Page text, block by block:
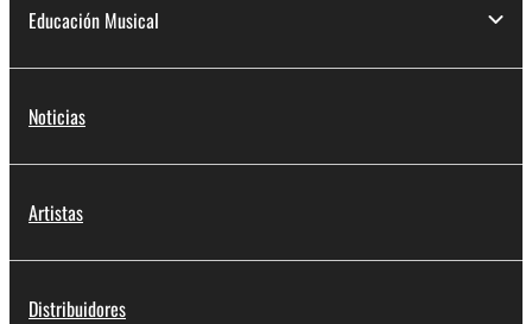
Educación Musical
Noticias
Artistas
Distribuidores